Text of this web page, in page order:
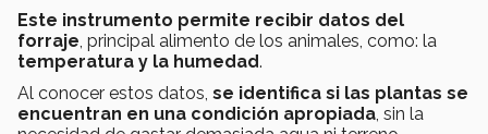
Este instrumento permite recibir datos del
forraje , principal alimento de los animales, como: la
temperatura y la humedad.
Al conocer estos datos, se identifica si las plantas se
encuentran en una condición apropiada , sin la